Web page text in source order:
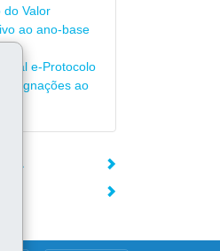
do Valor
ao ano-base
e-Protocolo
ao